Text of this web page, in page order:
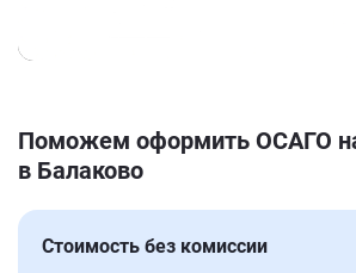
Поможем оформить ОСАГО
в Балаково
Стоимость без комиссии